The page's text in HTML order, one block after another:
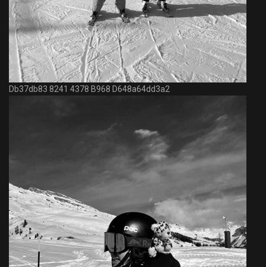
Db37db83 8241 4378 B968 D648a64dd3a2